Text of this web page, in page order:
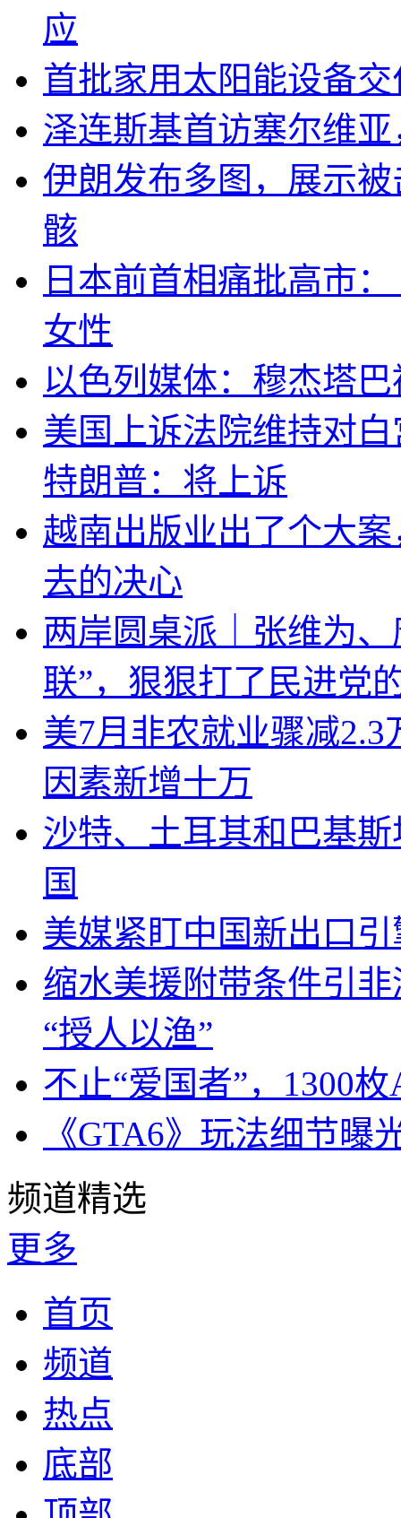
应
首批家用太阳能设备
泽连斯基首访塞尔维
伊朗发布多图，展示
骸
日本前首相痛批高市
女性
以色列媒体：穆杰塔
美国上诉法院维持对
特朗普：将上诉
越南出版业出了个大
去的决心
两岸圆桌派｜张维为
联”，狠狠打了民进党
美7月非农就业骤减
因素新增十万
沙特、土耳其和巴基
国
美媒紧盯中国新出口
缩水美援附带条件引
“授人以渔”
不止“爱国者”，1300
《GTA6》玩法细节
频道精选
更多
首页
频道
热点
底部